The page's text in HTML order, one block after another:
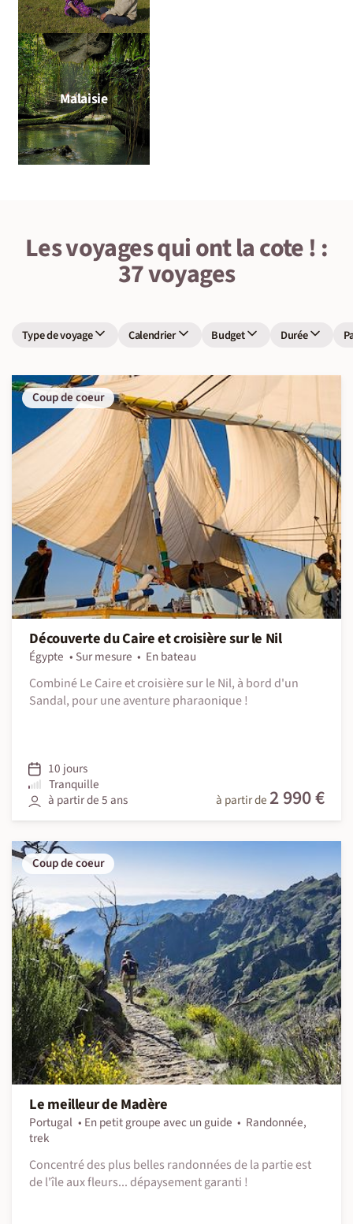
Malaisie
Les voyages qui ont la cote ! :
37 voyages
Type de voyage Calendrier Budget Durée
Coup de coeur
Découverte du Caire et croisière sur le Nil
Égypte Sur mesure
En bateau
Combiné Le Caire et croisière sur le Nil, à bord d'un
Sandal, pour une aventure pharaonique !
10 jours
Tranquille
à partir de 5 ans
à partir de 2 990 €
Coup de coeur
Le meilleur de Madère
Portugal En petit groupe avec un guide
Randonnée,
trek
Concentré des plus belles randonnées de la partie est
de l'île aux fleurs... dépaysement garanti !